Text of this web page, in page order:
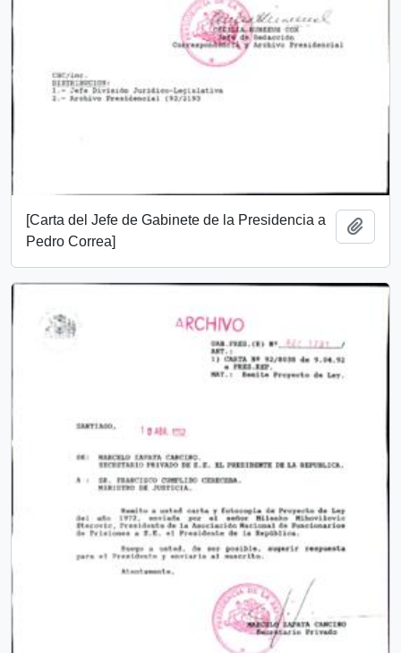
[Carta del Jefe de Gabinete de la Presidencia a
Pedro Correa]